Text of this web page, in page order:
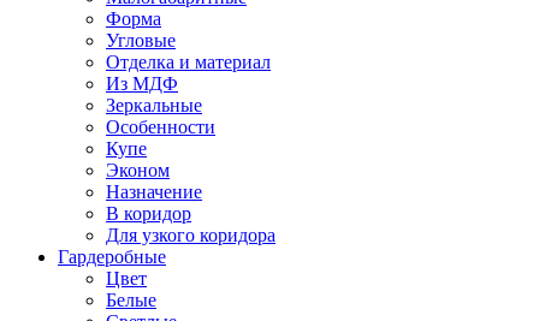
Форма
Угловые
Отделка и материал
Из МДФ
Зеркальные
Особенности
Купе
Эконом
Назначение
В коридор
Для узкого коридора
Гардеробные
Цвет
Белые